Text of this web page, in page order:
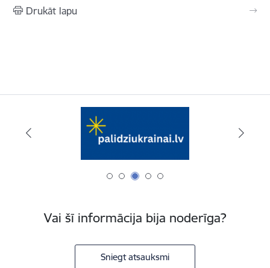
Drukāt lapu
Vai šī informācija bija noderīga?
Sniegt atsauksmi